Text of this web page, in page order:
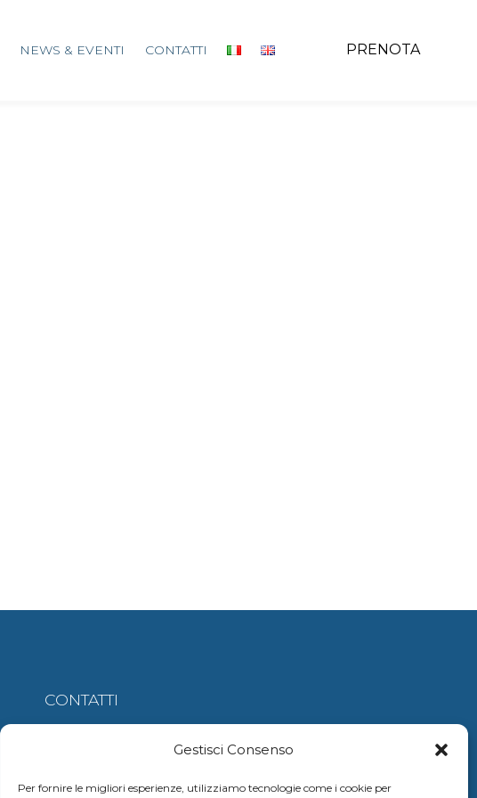
Gestisci Consenso
Per fornire le migliori esperienze, utilizziamo tecnologie come i cookie per
NEWS & EVENTI CONTATTI PRENOTA
CONTATTI